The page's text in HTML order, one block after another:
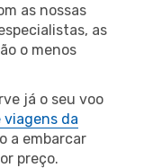
as nossas
as
o menos
já o seu voo
viagens da
a embarcar
preço.